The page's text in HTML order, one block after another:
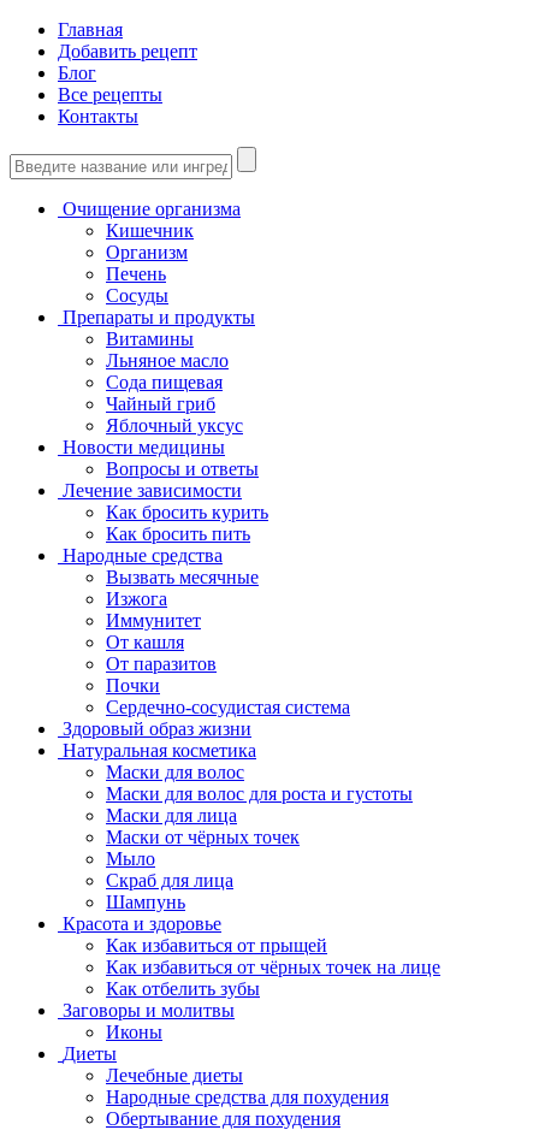
Главная
Добавить рецепт
Блог
Все рецепты
Контакты
Очищение организма
Кишечник
Организм
Печень
Сосуды
Препараты и продукты
Витамины
Льняное масло
Сода пищевая
Чайный гриб
Яблочный уксус
Новости медицины
Вопросы и ответы
Лечение зависимости
Как бросить курить
Как бросить пить
Народные средства
Вызвать месячные
Изжога
Иммунитет
От кашля
От паразитов
Почки
Сердечно-сосудистая система
Здоровый образ жизни
Натуральная косметика
Маски для волос
Маски для волос для роста и густоты
Маски для лица
Маски от чёрных точек
Мыло
Скраб для лица
Шампунь
Красота и здоровье
Как избавиться от прыщей
Как избавиться от чёрных точек на лице
Как отбелить зубы
Заговоры и молитвы
Иконы
Диеты
Лечебные диеты
Народные средства для похудения
Обертывание для похудения